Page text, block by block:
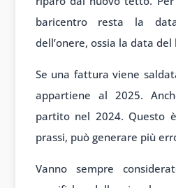
baricentro resta la
dell’onere, ossia la data
Se una fattura viene
appartiene al 2025.
partito nel 2024. Questo
prassi, può generare più
Vanno sempre